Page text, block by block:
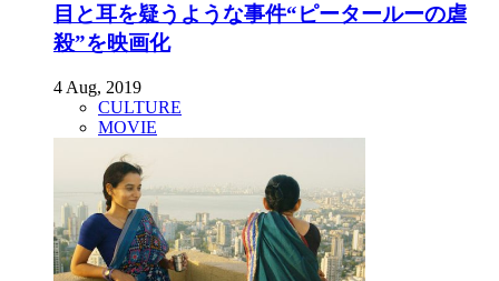
目と耳を疑うような事件“ピータールーの虐
殺”を映画化
4 Aug, 2019
CULTURE
MOVIE